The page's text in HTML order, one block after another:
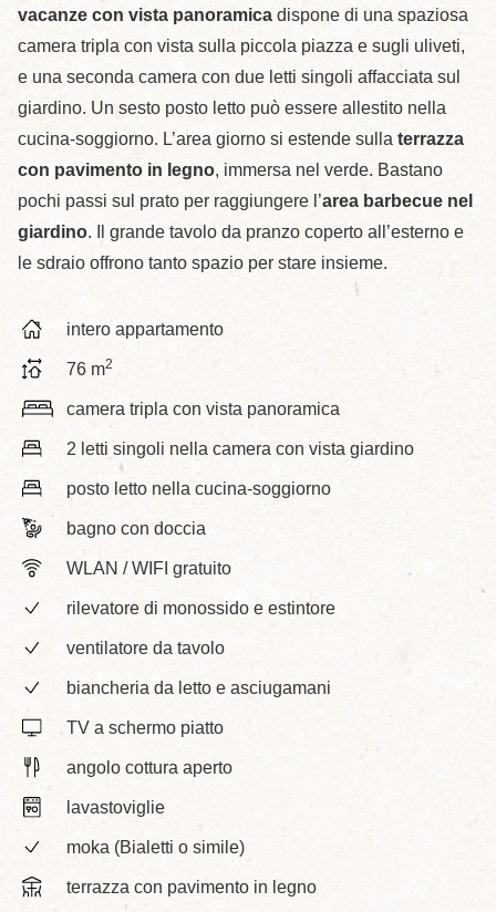
vacanze con vista panoramica dispone di una spaziosa
camera tripla con vista sulla piccola piazza e sugli uliveti,
e una seconda camera con due letti singoli affacciata sul
giardino. Un sesto posto letto può essere allestito nella
cucina-soggiorno. L’area giorno si estende sulla terrazza
con pavimento in legno, immersa nel verde. Bastano
pochi passi sul prato per raggiungere l’area barbecue nel
giardino. Il grande tavolo da pranzo coperto all’esterno e
le sdraio offrono tanto spazio per stare insieme.
intero appartamento
76 m2
camera tripla con vista panoramica
2 letti singoli nella camera con vista giardino
posto letto nella cucina-soggiorno
bagno con doccia
WLAN / WIFI gratuito
rilevatore di monossido e estintore
ventilatore da tavolo
biancheria da letto e asciugamani
TV a schermo piatto
angolo cottura aperto
lavastoviglie
moka (Bialetti o simile)
terrazza con pavimento in legno